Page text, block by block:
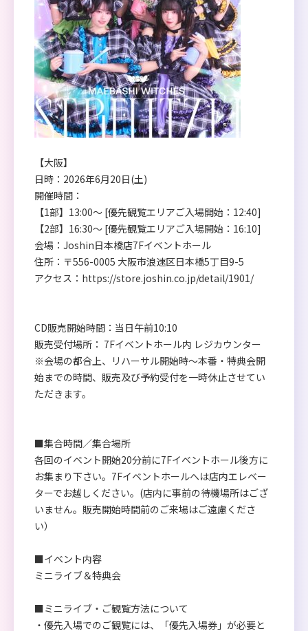
【大阪】
日時：2026年6月20日(土)
開催時間：
【1部】13:00～ [優先観覧エリアご入場開始：12:40]
【2部】16:30～ [優先観覧エリアご入場開始：16:10]
会場：Joshin日本橋店7Fイベントホール
住所：〒556-0005 大阪市浪速区日本橋5丁目9-5
アクセス： https://store.joshin.co.jp/detail/1901/
CD販売開始時間：当日午前10:10
販売受付場所： 7Fイベントホール内 レジカウンター
※会場の都合上、リハーサル開始時～本番・特典会開
始までの時間、販売及び予約受付を一時休止させてい
ただきます。
■集合時間／集合場所
各回のイベント開始20分前に7Fイベントホール後方に
お集まり下さい。7Fイベントホールへは店内エレベー
ターでお越しください。(店内に事前の待機場所はござ
いません。販売開始時間前のご来場はご遠慮くださ
い）
■イベント内容
ミニライブ＆特典会
■ミニライブ・ご観覧方法について
・優先入場でのご観覧には、「優先入場券」が必要と